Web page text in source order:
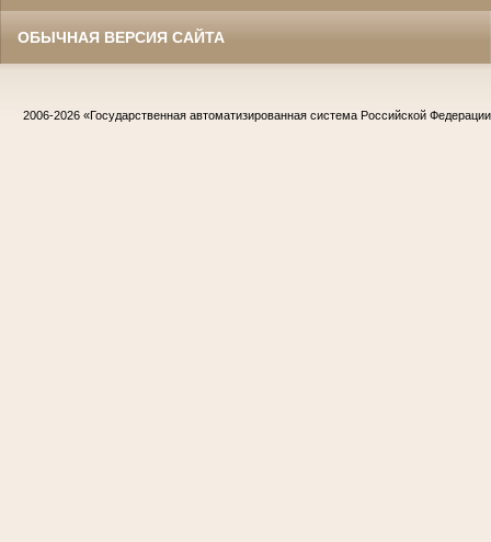
ОБЫЧНАЯ ВЕРСИЯ САЙТА
2006-2026 «Государственная автоматизированная система Российской